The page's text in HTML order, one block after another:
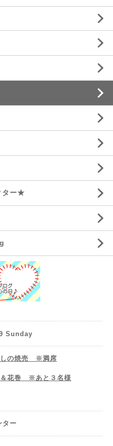
ター★
Sunday
しの焼売 ※満席
＆花巻 ※あと３名様
ター